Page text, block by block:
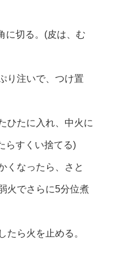
に切る。(皮は、む
り注いで、つけ置
ひたに入れ、中火に
らすくい捨てる)
くなったら、さと
火でさらに5分位煮
ら火を止める。